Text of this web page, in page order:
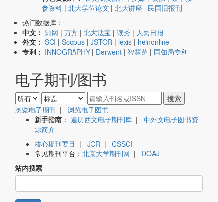
参资料 | 北大学位论文 | 北大讲座 | 民国旧报刊
热门数据库：
中文： 知网 | 万方 | 北大法宝 | 读秀 | 人民日报
外文： SCI | Scopus | JSTOR | lexis | heinonline
专利： INNOGRAPHY | Derwent | 智慧芽 | 国知局专利
电子期刊/图书
浏览电子期刊 | 浏览电子图书
新手指南 ： 遍历西文电子期刊库 | 中外文电子图书资
源简介
核心期刊要目 | JCR | CSSCI
常见期刊平台： 北京大学期刊网 | DOAJ
站内搜索